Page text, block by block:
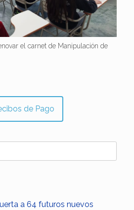
el carnet de Manipulación de
de Pago
a 64 futuros nuevos